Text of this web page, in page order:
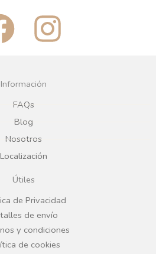
a
c
e
b
o
I
n
g
r
a
Información
FAQs
Blog
Nosotros
Localización
Útiles
de Privacidad
de envío
y condiciones
de cookies